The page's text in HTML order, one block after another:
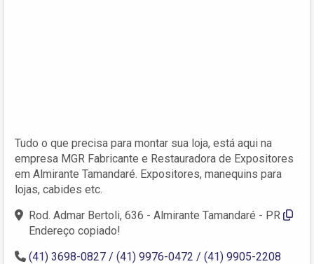
Tudo o que precisa para montar sua loja, está aqui na
empresa MGR Fabricante e Restauradora de Expositores
em Almirante Tamandaré. Expositores, manequins para
lojas, cabides etc.
Rod. Admar Bertoli, 636 - Almirante Tamandaré - PR
Endereço copiado!
(41) 3698-0827 / (41) 9976-0472 / (41) 9905-2208